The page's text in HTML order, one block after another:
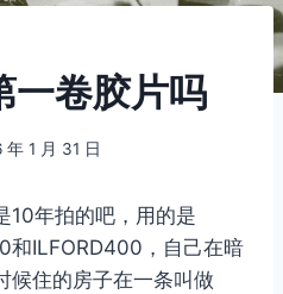
一卷胶片吗
年 1 月 31 日
10年拍的吧，用的是
和ILFORD400，自己在暗
候住的房子在一条叫做